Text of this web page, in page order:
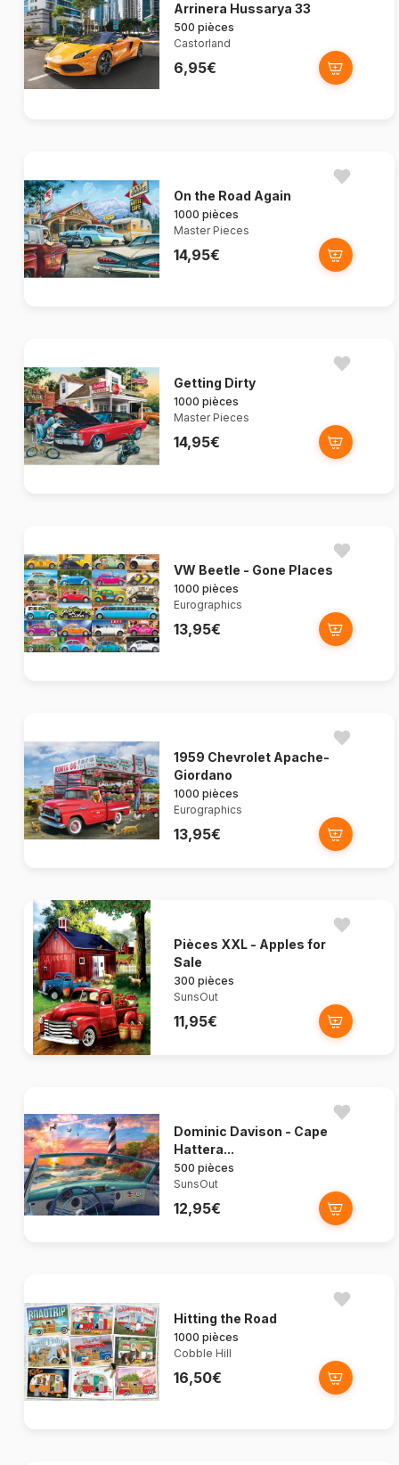
Arrinera Hussarya 33
500 pièces
Castorland
6,95€
On the Road Again
1000 pièces
Master Pieces
14,95€
Getting Dirty
1000 pièces
Master Pieces
14,95€
VW Beetle - Gone Places
1000 pièces
Eurographics
13,95€
1959 Chevrolet Apache-
Giordano
1000 pièces
Eurographics
13,95€
Pièces XXL - Apples for
Sale
300 pièces
SunsOut
11,95€
Dominic Davison - Cape
Hattera...
500 pièces
SunsOut
12,95€
Hitting the Road
1000 pièces
Cobble Hill
16,50€